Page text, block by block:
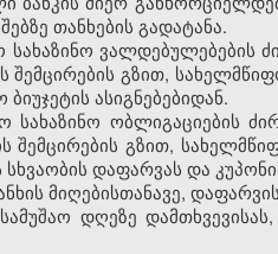
თანხების გადატანა.
სახაზინო
შემცირების გზით,
ასიგნებებიდან.
სახაზინო ობლიგაციების
შემცირების გზით,
დაფარვას და
მიღებისთანავე,
დღეზე